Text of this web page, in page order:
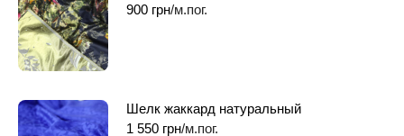
900 грн/м.пог.
Шелк жаккард натуральный
1 550 грн/м.пог.